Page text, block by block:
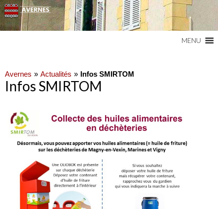
MENU
Avernes Actualités Infos SMIRTOM
Infos SMIRTOM